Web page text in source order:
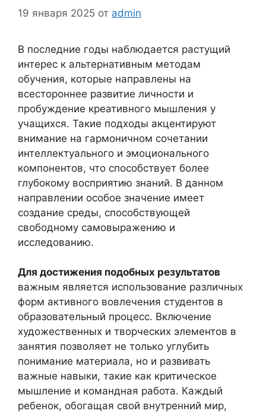
19 января 2025 от admin
В последние годы наблюдается растущий
интерес к альтернативным методам
обучения, которые направлены на
всестороннее развитие личности и
пробуждение креативного мышления у
учащихся. Такие подходы акцентируют
внимание на гармоничном сочетании
интеллектуального и эмоционального
компонентов, что способствует более
глубокому восприятию знаний. В данном
направлении особое значение имеет
создание среды, способствующей
свободному самовыражению и
исследованию.
Для достижения подобных результатов
важным является использование различных
форм активного вовлечения студентов в
образовательный процесс. Включение
художественных и творческих элементов в
занятия позволяет не только углубить
понимание материала, но и развивать
важные навыки, такие как критическое
мышление и командная работа. Каждый
ребенок, обогащая свой внутренний мир,